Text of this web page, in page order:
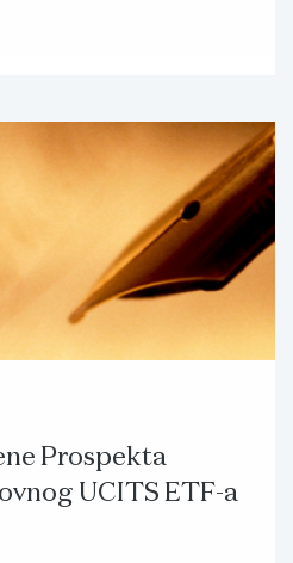
Prospekta
UCITS ETF-a